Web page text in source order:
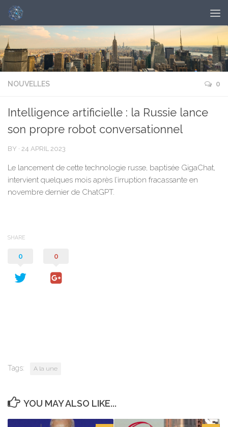
NOUVELLES 0
Intelligence artificielle : la Russie lance
son propre robot conversationnel
BY · 24 APRIL 2023
Le lancement de cette technologie russe, baptisée GigaChat,
intervient quelques mois après l’irruption fracassante en
novembre dernier de ChatGPT.
SHARE
0 0
Tags: A la une
YOU MAY ALSO LIKE...